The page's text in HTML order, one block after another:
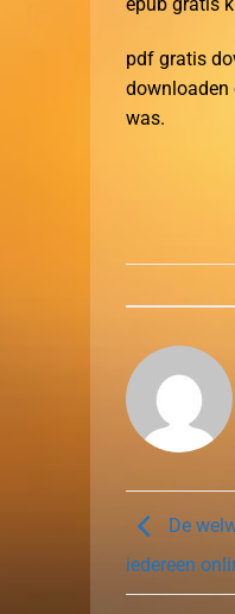
epub gratis
pdf gratis
downloaden
was.
De
iedereen